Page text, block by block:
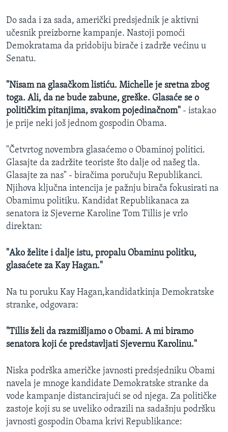
Do sada i za sada, američki predsjednik je aktivni
učesnik preizborne kampanje. Nastoji pomoći
Demokratama da pridobiju birače i zadrže većinu u
Senatu.
"Nisam na glasačkom listiću. Michelle je sretna zbog
toga. Ali, da ne bude zabune, greške. Glasaće se o
političkim pitanjima, svakom pojedinačnom" - istakao
je prije neki još jednom gospodin Obama.
"Četvrtog novembra glasaćemo o Obaminoj politici.
Glasajte da zadržite teoriste što dalje od našeg tla.
Glasajte za nas" - biračima poručuju Republikanci.
Njihova ključna intencija je pažnju birača fokusirati na
Obamimu politiku. Kandidat Republikanaca za
senatora iz Sjeverne Karoline Tom Tillis je vrlo
direktan:
"Ako želite i dalje istu, propalu Obaminu politku,
glasaćete za Kay Hagan."
Na tu poruku Kay Hagan,kandidatkinja Demokratske
stranke, odgovara:
"Tillis želi da razmišljamo o Obami. A mi biramo
senatora koji će predstavljati Sjevernu Karolinu."
Niska podrška američke javnosti predsjedniku Obami
navela je mnoge kandidate Demokratske stranke da
vode kampanje distancirajući se od njega. Za političke
zastoje koji su se uveliko odrazili na sadašnju podršku
javnosti gospodin Obama krivi Republikance: